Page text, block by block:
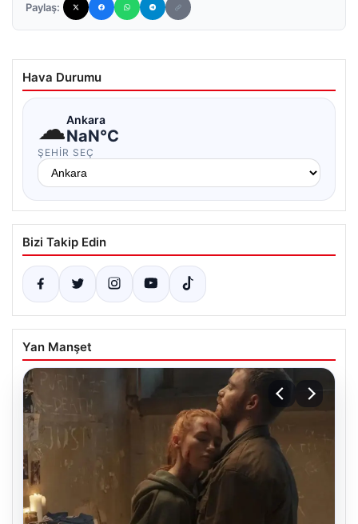
Paylaş:
Hava Durumu
☁Ankara
NaN°C
ŞEHIR SEÇ
Bizi Takip Edin
Yan Manşet